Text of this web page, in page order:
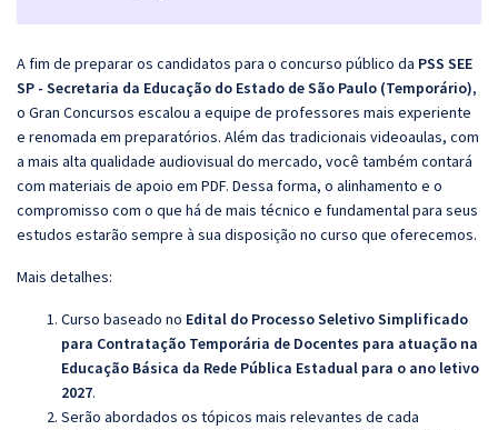
A fim de preparar os candidatos para o concurso público da PSS SEE
SP - Secretaria da Educação do Estado de São Paulo (Temporário),
o Gran Concursos escalou a equipe de professores mais experiente
e renomada em preparatórios. Além das tradicionais videoaulas, com
a mais alta qualidade audiovisual do mercado, você também contará
com materiais de apoio em PDF. Dessa forma, o alinhamento e o
compromisso com o que há de mais técnico e fundamental para seus
estudos estarão sempre à sua disposição no curso que oferecemos.
Mais detalhes:
Curso baseado no Edital do Processo Seletivo Simplificado
para Contratação Temporária de Docentes para atuação na
Educação Básica da Rede Pública Estadual para o ano letivo
2027.
Serão abordados os tópicos mais relevantes de cada